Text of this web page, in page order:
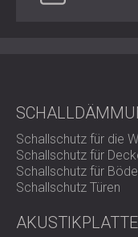
Befestigung
Büros und
Restaurants,
Heimkinos und
Klassenzimmer
Schallschutz für die
Schallschutz für
Schallschutz für
Schallschutz Türen